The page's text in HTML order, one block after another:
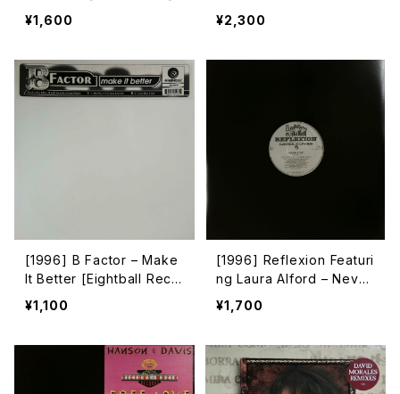
¥1,600
Mixes) [Groove Groove
Melody][PROMO] [2枚
¥2,300
[1996] B Factor – Make
It Better [Eightball Reco
rds]
¥1,100
[1996] Reflexion Featuri
ng Laura Alford – Never
Stop [Sub-Urban]
¥1,700